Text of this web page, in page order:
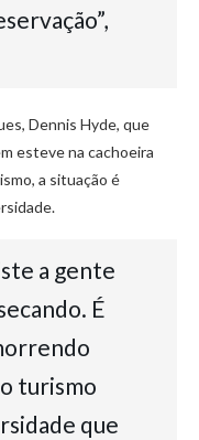
Dennis Hyde, que
esteve na cachoeira
a situação é
a gente
É
turismo
que